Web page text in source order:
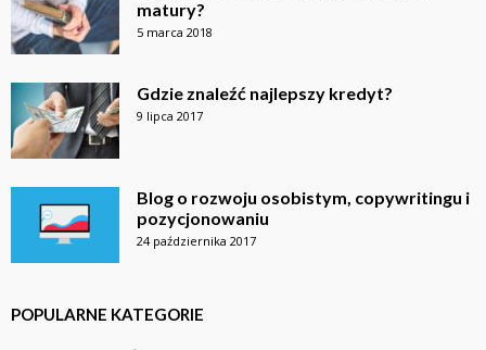
matury?
5 marca 2018
Gdzie znaleźć najlepszy kredyt?
9 lipca 2017
Blog o rozwoju osobistym, copywritingu i
pozycjonowaniu
24 października 2017
POPULARNE KATEGORIE